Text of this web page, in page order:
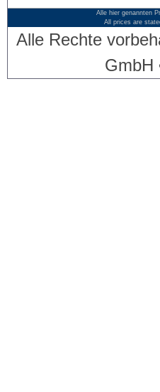
Alle hier genannten
All prices are
Alle Rechte
GmbH